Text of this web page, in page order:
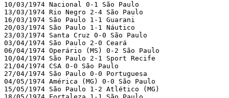
10/03/1974 Nacional 0-1 São Paulo
13/03/1974 Rio Negro 2-4 São Paulo
16/03/1974 São Paulo 1-1 Guarani
20/03/1974 São Paulo 1-1 Náutico
23/03/1974 Santa Cruz 0-0 São Paulo
03/04/1974 São Paulo 2-0 Ceará
06/04/1974 Operário (MS) 0-2 São Paulo
10/04/1974 São Paulo 2-1 Sport Recife
21/04/1974 CSA 0-0 São Paulo
27/04/1974 São Paulo 0-0 Portuguesa
04/05/1974 América (MG) 0-0 São Paulo
15/05/1974 São Paulo 1-2 Atlético (MG)